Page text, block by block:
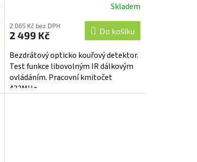
produktu
je
5,0
z
5
hvězdiček.
Skladem
2 065 Kč bez DPH
2 499 Kč Do košíku
Bezdrátový opticko kouřový detektor.
Test funkce libovolným IR dálkovým
ovládáním. Pracovní kmitočet
433MHz.